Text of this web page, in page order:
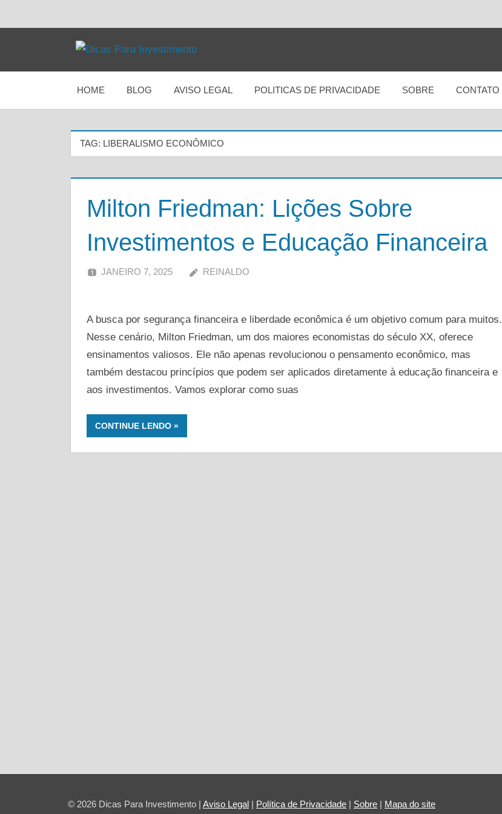
o
Dicas
Para
Investimento
de
Investimentos:
sobre
educação
criptomoedas
estratégias
para
seu
com
HOME BLOG AVISO LEGAL POLITICAS DE PRIVACIDADE SOBRE CONTATO
TAG: LIBERALISMO ECONÔMICO
Milton Friedman: Lições Sobre
Investimentos e Educação Financeira
JANEIRO 7, 2025 REINALDO
A busca por segurança financeira e liberdade econômica é um objetivo comum para muitos.
Nesse cenário, Milton Friedman, um dos maiores economistas do século XX, oferece
ensinamentos valiosos. Ele não apenas revolucionou o pensamento econômico, mas
também destacou princípios que podem ser aplicados diretamente à educação financeira e
aos investimentos. Vamos explorar como suas
CONTINUE LENDO
© 2026 Dicas Para Investimento | Aviso Legal | Política de Privacidade | Sobre | Mapa do site